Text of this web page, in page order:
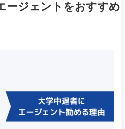
ージェントをおすすめ